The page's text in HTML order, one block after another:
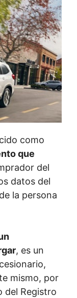
como
que
del
datos del
la persona
, es un
mismo, por
del Registro